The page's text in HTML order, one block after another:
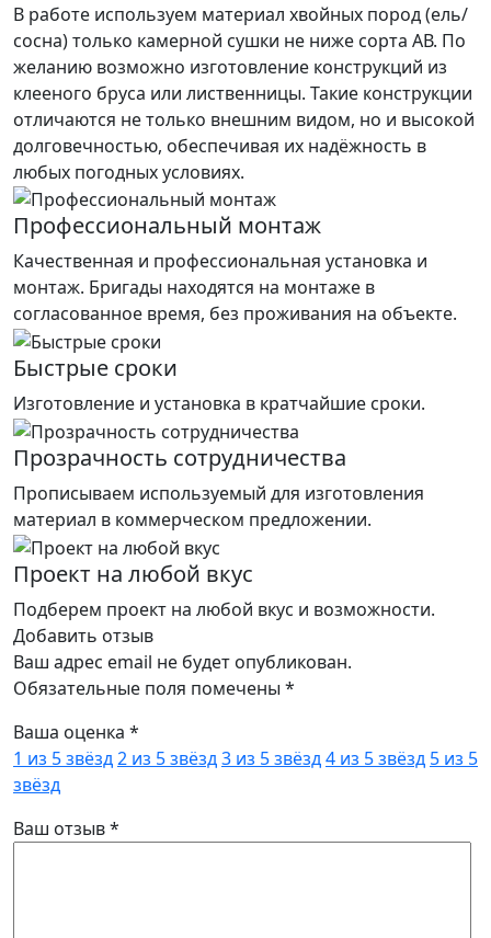
В работе используем материал хвойных пород (ель/
сосна) только камерной сушки не ниже сорта АВ. По
желанию возможно изготовление конструкций из
клееного бруса или лиственницы. Такие конструкции
отличаются не только внешним видом, но и высокой
долговечностью, обеспечивая их надёжность в
любых погодных условиях.
Профессиональный монтаж
Качественная и профессиональная установка и
монтаж. Бригады находятся на монтаже в
согласованное время, без проживания на объекте.
Быстрые сроки
Изготовление и установка в кратчайшие сроки.
Прозрачность сотрудничества
Прописываем используемый для изготовления
материал в коммерческом предложении.
Проект на любой вкус
Подберем проект на любой вкус и возможности.
Добавить отзыв
Ваш адрес email не будет опубликован.
Обязательные поля помечены *
Ваша оценка *
1 из 5 звёзд2 из 5 звёзд3 из 5 звёзд4 из 5 звёзд 5 из 5
звёзд
Ваш отзыв*